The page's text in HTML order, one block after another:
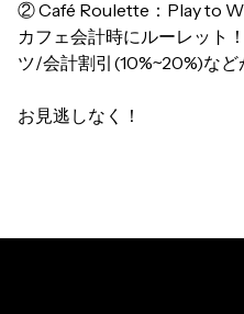
② Café Roulette：Play to
カフェ会計時にルーレット
ツ/会計割引(10%~20%)な
お見逃しなく！